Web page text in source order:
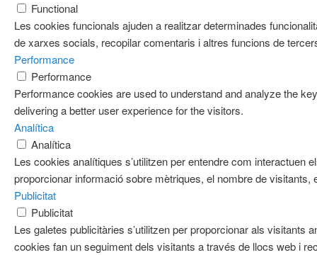
Functional
Les cookies funcionals ajuden a realitzar determinades
de xarxes socials, recopilar comentaris i altres funcions de
Performance
Performance
Performance cookies are used to understand and analyze the
delivering a better user experience for the visitors.
Analítica
Analítica
Les cookies analítiques s’utilitzen per entendre com interactuen
proporcionar informació sobre mètriques, el nombre de visitants,
Publicitat
Publicitat
Les galetes publicitàries s’utilitzen per proporcionar als
cookies fan un seguiment dels visitants a través de llocs web i